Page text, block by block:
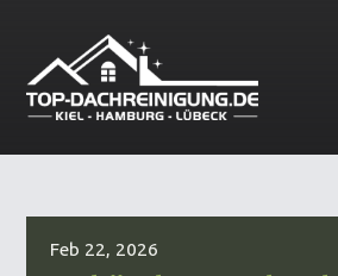
Feb 22, 2026